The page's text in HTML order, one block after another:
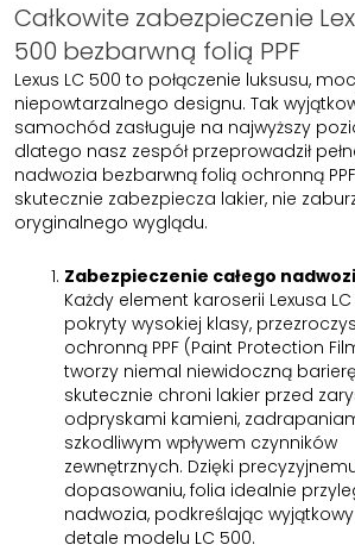
Całkowite zabezpieczenie
500 bezbarwną folią PPF
Lexus LC 500 to połączenie luksusu,
niepowtarzalnego designu. Tak
samochód zasługuje na najwyższy
dlatego nasz zespół przeprowadził
nadwozia bezbarwną folią ochronną
skutecznie zabezpiecza lakier, nie
oryginalnego wyglądu.
Zabezpieczenie całego
Każdy element karoserii Lexusa
pokryty wysokiej klasy,
ochronną PPF (Paint Protection
tworzy niemal niewidoczną
skutecznie chroni lakier przed
odpryskami kamieni,
szkodliwym wpływem czynników
zewnętrznych. Dzięki
dopasowaniu, folia idealnie
nadwozia, podkreślając
detale modelu LC 500.